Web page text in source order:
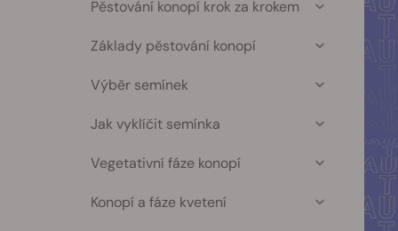
Pěstování konopí krok za krokem
Základy pěstování konopí
Výběr semínek
Jak vyklíčit semínka
Vegetativní fáze konopí
Konopí a fáze kvetení